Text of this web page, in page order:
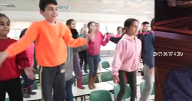
שלב 4 26/07-30/07